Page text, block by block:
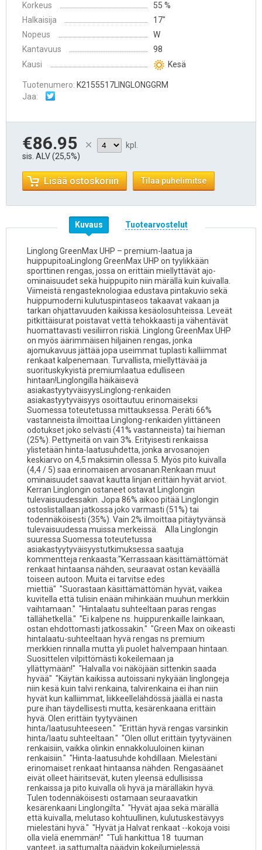
Korkeus
55 %
Halkaisija
17″
Nopeus
W
Kantavuus
98
Kausi
Kesä
Tuotenumero: K2155517LINGLONGGRM
Jaa:
€86.95
sis. ALV (25,5%)
kpl.
Lisää ostoskoriin Tilaa puhelimitse
Kuvaus Tuotearvostelut
Linglong GreenMax UHP – premium-laatua ja
huippupitoaLinglong GreenMax UHP on tyylikkään
sporttinen rengas, jossa on erittäin miellyttävät ajo-
ominaisuudet sekä huippupito niin märällä kuin kuivalla.
Viimeistä rengasteknologiaa edustava pintakuvio sekä
huippumoderni kulutuspintaseos takaavat vakaan ja
tarkan ohjattavuuden kaikissa kesäolosuhteissa. Leveät
pitkittäisurat poistavat vettä tehokkaasti ja vähentävät
huomattavasti vesiliirron riskiä. Linglong GreenMax UHP
on myös äärimmäisen hiljainen rengas, jonka
ajomukavuus jättää jopa useimmat tuplasti kalliimmat
renkaat kalpenemaan. Turvallista, miellyttävää ja
suorituskykyistä premiumlaatua edulliseen
hintaan!Linglongilla häikäisevä
asiakastyytyväisyysLinglong-renkaiden
asiakastyytyväisyys osoittautuu erinomaiseksi
Suomessa toteutetussa mittauksessa. Peräti 66%
vastanneista ilmoittaa Linglong-renkaiden ylittäneen
odotukset joko selvästi (41% vastanneista) tai hieman
(25%). Pettyneitä on vain 3%. Erityisesti renkaissa
ylistetään hinta-laatusuhdetta, jonka arvosanojen
keskiarvo on 4,5 maksimin ollessa 5. Myös pito kuivalla
(4,4 / 5) saa erinomaisen arvosanan.Renkaan muut
ominaisuudet saavat kautta linjan erittäin hyvät arviot.
Kerran Linglongin ostaneet ostavat Linglongin
tulevaisuudessakin. Jopa 86% aikoo pitää Linglongin
ostoslistallaan jatkossa joko varmasti (51%) tai
todennäköisesti (35%). Vain 2% ilmoittaa pitäytyvänsä
tulevaisuudessa muissa merkeissä. Alla Linglongin
suuressa Suomessa toteutetussa
asiakastyytyväisyystutkimuksessa saatuja
kommentteja renkaasta:"Kerrassaan käsittämättömät
renkaat hintaansa nähden, seuraavat ostan keväällä
toiseen autoon. Muita ei tarvitse edes
miettiä" "Suorastaan käsittämättömän hyvät, vaikea
kuvitella että tulisin enään mihinkään muuhun merkkiin
vaihtamaan." "Hintalaatu suhteeltaan paras rengas
tällähetkellä." "Ei kalpene ns. huippurenkaille lainkaan,
ostan ehdottomasti jatkossakin." "Green Max on oikeasti
hintalaatu-suhteeltaan hyvä rengas ns premium
merkkien rinnalla mutta yli puolet halvempaan hintaan.
Suosittelen vilpittömästi kokeilemaan ja
yllättymään!" "Halvalla voi näköjään sittenkin saada
hyvää" "Käytän kaikissa autoissani nykyään linglongeja
niin kesä kuin talvi renkaina, talvirenkaina ei ihan niin
hyvät kun kalliimmat, liikkeellelähdössä jäällä ei nasta
pure ihan täydellisesti mutta, kesärenkaana erittäin
hyvä. Olen erittäin tyytyväinen
hinta/laatusuhteeseen." "Erittän hyvä rengas varsinkin
hinta/laatu suhteeltaan." "Olen ollut erittäin tyytyväinen
renkaisiin, vaikka olinkin ennakkoluuloinen kiinan
renkaisiin." "Hinta-laatusuhde kohdillaan. Mielestäni
erinomaiset renkaat hintaansa nähden. Rengasäänet
eivät olleet häiritsevät, kuten yleensä edullisissa
renkaissa ja pito kuivalla oli hyvä ja märälläkin hyvä.
Tulen todennäköisesti ostamaan seuraavatkin
kesärenkaani Linglongilta." "Hyvät ajaa sekä märällä
että kuivalla, melutaso kohtuullinen, kulutuskestävyys
mielestäni hyvä." "Hyvät ja Halvat renkaat --kokoja voisi
olla vielä enemmän!" "Tuli hankittua 18 tuuman
vanteet, ja sattumalta päädyin kokeilumielessä